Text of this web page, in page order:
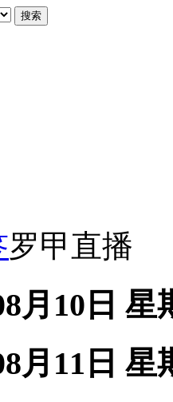
罗甲直播
月10日 星
月11日 星